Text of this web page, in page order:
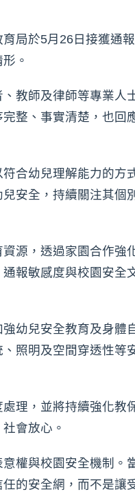
局於5月26日接獲通
。
教師及律師等專業人
整、事實清楚，也回
合幼兒理解能力的方
安全，持續關注其個
源，透過家園合作強
報敏感度與校園安全
幼兒安全教育及身體
照明及空間穿透性等
理，並將持續強化教
會放心。
權與校園安全機制。
的安全網，而不是讓